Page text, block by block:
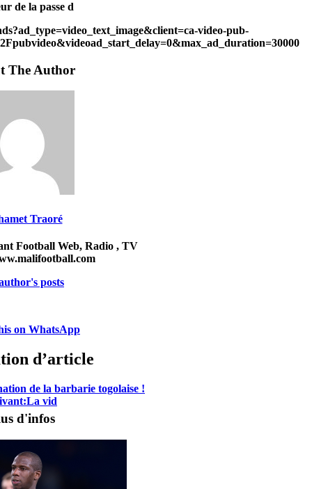
de la passe d
video-pub-
The Author
Traoré
Football Web, Radio , TV
posts
on WhatsApp
d’article
de la barbarie togolaise !
La vid
d'infos